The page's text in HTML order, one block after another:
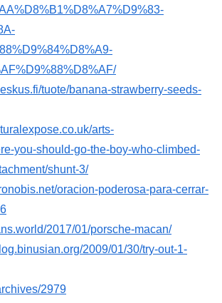
tuote/banana-strawberry-seeds-
arts-
you-should-go-the-boy-who-climbed-
shunt-3/
oracion-poderosa-para-cerrar-
2017/01/porsche-macan/
2009/01/30/try-out-1-
2979